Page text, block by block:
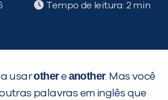
Tempo de leitura:
usarothereanother. Mas você
palavras em inglês que